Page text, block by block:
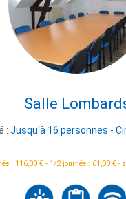
Salle
: Jusqu'à 16 personnes -
: 116,00 € - 1/2 journée : 61,00 € -